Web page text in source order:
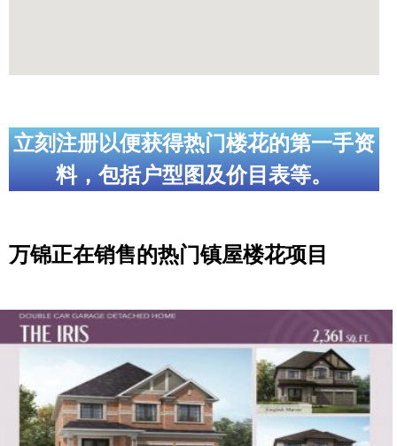
列治文山楼花项目
旺市楼花项目
新移民指南
实用链接
加拿大房地产网站
立刻注册以便获得热门楼花的第一手资
料，包括户型图及价目表等。
万锦正在销售的热门镇屋楼花项目